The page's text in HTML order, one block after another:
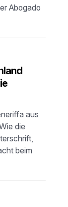
Abogado
aus
die
beim